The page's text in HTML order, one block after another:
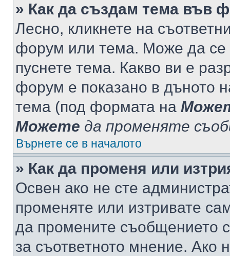
» Как да създам тема във
Лесно, кликнете на
форум или тема. Може да се
пуснете тема. Какво ви е
форум е показано в дъното
тема (под формата на
Можете да променяте
Върнете се в началото
» Как да променя или
Освен ако не сте
променяте или изтривате
да промените съобщението
за съответното мнение. Ако